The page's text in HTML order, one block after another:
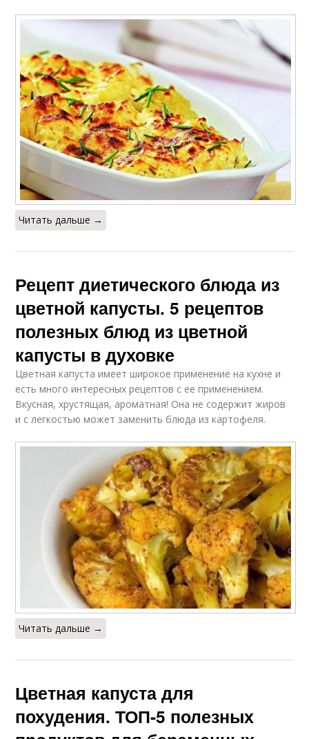
Читать дальше →
Рецепт диетического блюда из
цветной капусты. 5 рецептов
полезных блюд из цветной
капусты в духовке
Цветная капуста имеет широкое применение на кухне и
есть много интересных рецептов с ее применением.
Вкусная, хрустящая, ароматная! Она не содержит жиров
и с легкостью может заменить блюда из картофеля.
Читать дальше →
Цветная капуста для
похудения. ТОП-5 полезных